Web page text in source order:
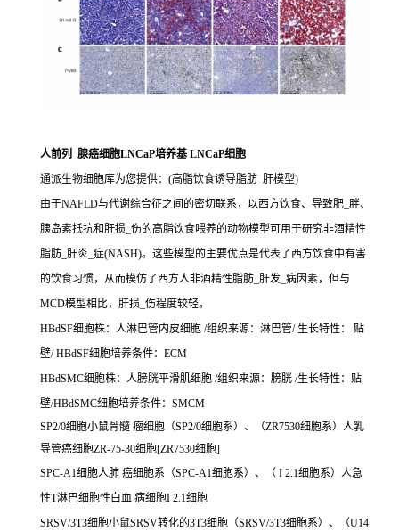
人前列_腺癌细胞LNCaP培养基 LNCaP细胞
通派生物细胞库为您提供：(高脂饮食诱导脂肪_肝模型)
由于NAFLD与代谢综合征之间的密切联系，以西方饮食、导致肥_胖、
胰岛素抵抗和肝损_伤的高脂饮食喂养的动物模型可用于研究非酒精性
脂肪_肝炎_症(NASH)。这些模型的主要优点是代表了西方饮食中有害
的饮食习惯，从而模仿了西方人非酒精性脂肪_肝发_病因素，但与
MCD模型相比，肝损_伤程度较轻。
HBdSF细胞株：人淋巴管内皮细胞 /组织来源：淋巴管/ 生长特性： 贴
壁/ HBdSF细胞培养条件：ECM
HBdSMC细胞株：人膀胱平滑肌细胞 /组织来源：膀胱 /生长特性：贴
壁/HBdSMC细胞培养条件：SMCM
SP2/0细胞小鼠骨髓 瘤细胞（SP2/0细胞系）、（ZR7530细胞系）人乳
导管癌细胞ZR-75-30细胞[ZR7530细胞]
SPC-A1细胞人肺 癌细胞系（SPC-A1细胞系）、（ I 2.1细胞系）人急
性T淋巴细胞性白血 病细胞I 2.1细胞
SRSV/3T3细胞小鼠SRSV转化的3T3细胞（SRSV/3T3细胞系）、（U14